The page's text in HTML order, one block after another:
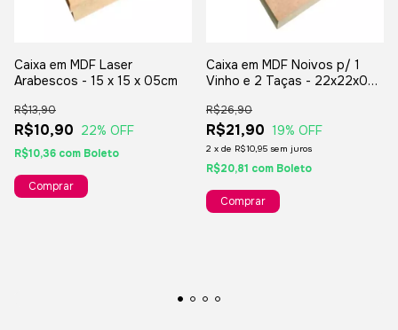
Caixa em MDF Laser
Arabescos - 15 x 15 x 05cm
R$10,90
R$13,90
22% OFF
R$10,36 com Boleto
Caixa em MDF Noivos p/ 1
Vinho e 2 Taças - 22x22x07
R$21,90
R$26,90
19% OFF
2 x de R$10,95 sem juros
R$20,81 com Boleto